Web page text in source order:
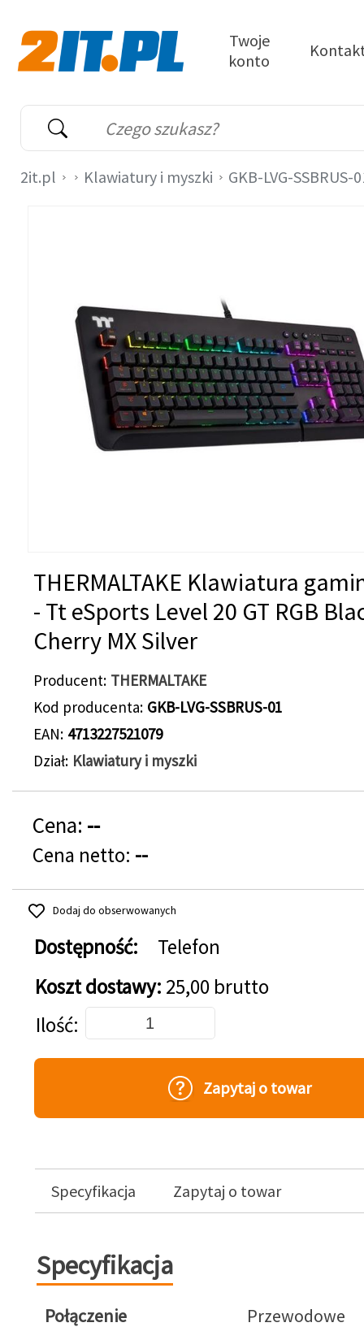
Wyszukiwarka
Słowo kluczowe
Twoje
konto
2it.pl Klawiatury i myszki GKB-LVG-SSBRUS-
THERMALTAKE Klawiatura
- Tt eSports Level 20 GT RGB
Cherry MX Silver
Producent THERMALTAKE
Kod producenta GKB-LVG-SSBRUS-01
EAN 4713227521079
Dział Klawiatury i myszki
Cena: --
Cena netto: --
Dodaj do obserwowanych
Dostępność:
Telefon
Koszt dostawy: 25,00 brutto
Dodaj do koszyka
Ilość
Zapytaj o towar
Specyfikacja Zapytaj o towar
Specyfikacja
Połączenie
Przewodowe